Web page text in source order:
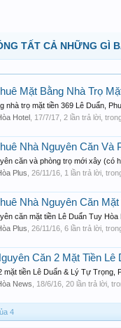
TẤT CẢ NHỮNG GÌ
Mặt Bằng Nhà Trọ
nhà trọ mặt tiền 369 Lê Duẩn,
Hotel 17/7/17 , 2 lần trả lời,
Nhà Nguyên Căn Và
căn và phòng trọ mới xây (có
Plus ,26/11/16 , 1 lần trả lời,
Nhà Nguyên Căn
căn mặt tiền Lê Duẩn Tuy
Plus ,26/11/16 , 6 lần trả lời,
Căn 2 Mặt Tiền
mặt tiền Lê Duẩn & Lý Tự Trọng,
News 18/6/16 , 20 lần trả lời,
4